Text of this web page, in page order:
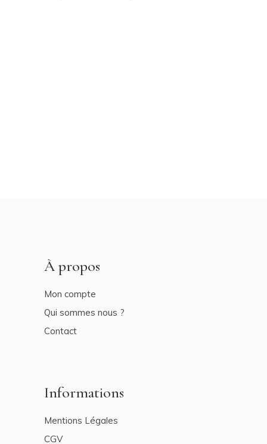
À propos
Mon compte
Qui sommes nous ?
Contact
Informations
Mentions Légales
CGV